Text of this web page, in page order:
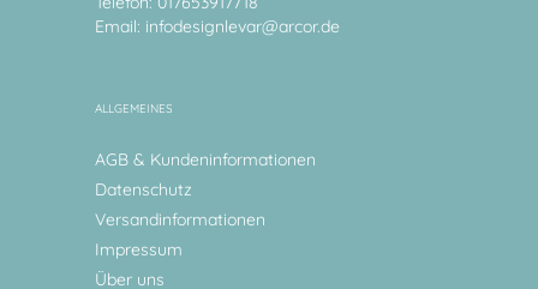
Email: infodesignlevar@arcor.de
ALLGEMEINES
AGB & Kundeninformationen
Datenschutz
Versandinformationen
Impressum
Über uns